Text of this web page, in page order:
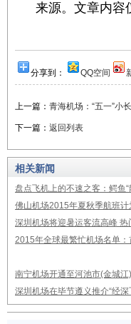
来源。文章内容
分享到： QQ空间
上一篇： 青海机场：“五一”小
下一篇： 返回列表
相关新闻
盘点飞机上的不速之客：鳄鱼“
佛山机场2015年夏秋季航班计
深圳机场将迎暑运客流高峰
2015年全球最繁忙机场名单
南宁机场开通至河池市(金城
深圳机场在毕节遵义推介“经深